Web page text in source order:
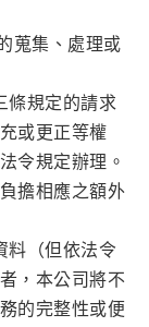
蒐集、處理或
條規定的請求
或更正等權
令規定辦理。
擔相應之額外
料（但依法令
，本公司將不
的完整性或便